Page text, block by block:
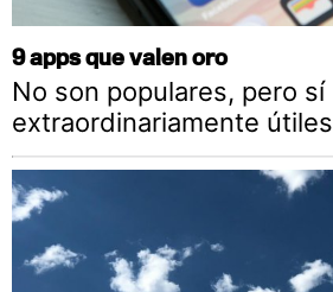
9 apps que valen oro
No son populares, pero sí
extraordinariamente útiles